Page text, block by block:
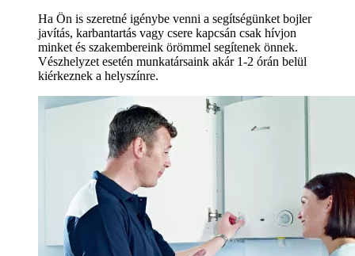
Ha Ön is szeretné igénybe venni a segítségünket bojler
javítás, karbantartás vagy csere kapcsán csak hívjon
minket és szakembereink örömmel segítenek önnek.
Vészhelyzet esetén munkatársaink akár 1-2 órán belül
kiérkeznek a helyszínre.